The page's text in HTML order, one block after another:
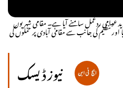
ردعمل سامنے آیا ہے۔ مقامی شہریوں
اور تنظیم کی جانب سے مقامی آبادی پر حملوں کی
نیوز ڈیسک